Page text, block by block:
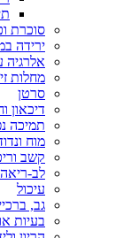
סוכרת
ירידה
אלרגיה
מחלות
סרטן
דיכאון
תמיכה
מוח
קשב
לב-ריאה
עיכול
גב,
בעיות